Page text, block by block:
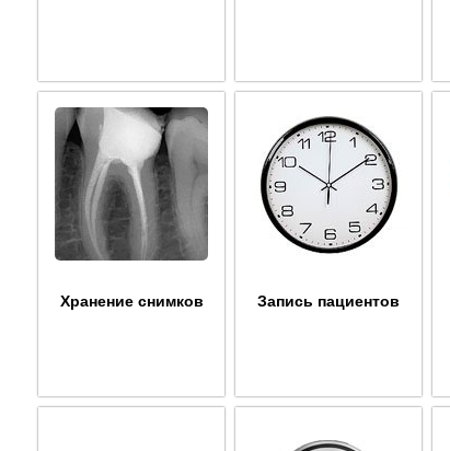
Хранение снимков Запись пациентов